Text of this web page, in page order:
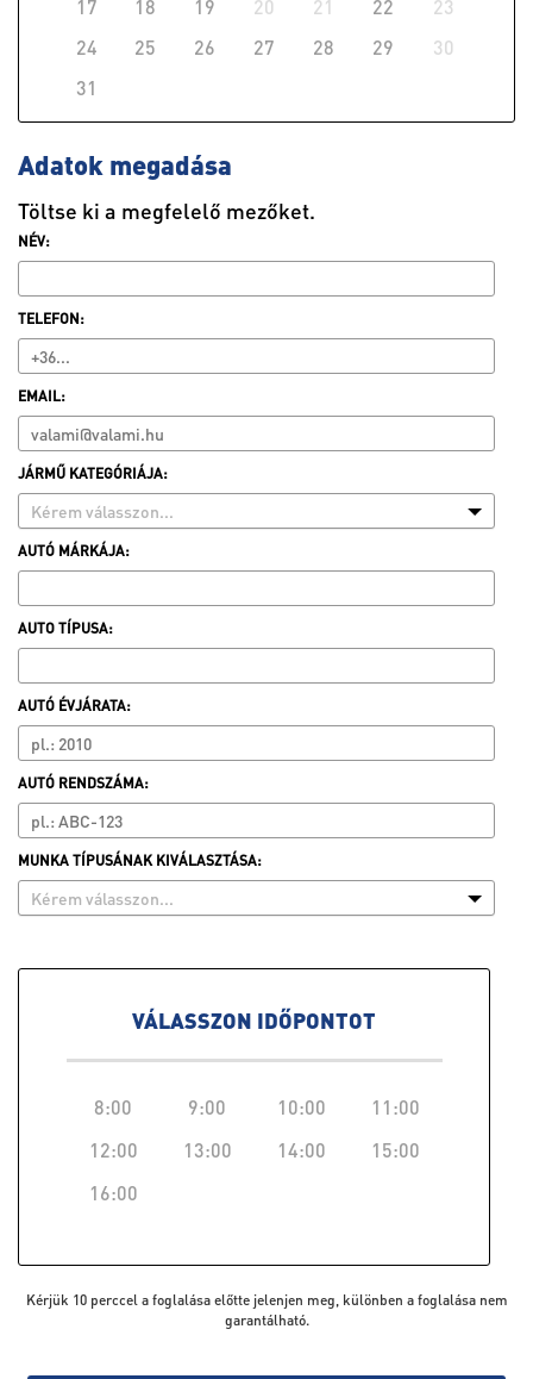
17 18 19 20 21 22
23
24
25 26 27 28 29
30
31
Adatok megadása
Töltse ki a megfelelő mezőket.
NÉV:
TELEFON:
EMAIL:
JÁRMŰ KATEGÓRIÁJA:
Kérem válasszon...
AUTÓ MÁRKÁJA:
AUTO TÍPUSA:
AUTÓ ÉVJÁRATA:
AUTÓ RENDSZÁMA:
MUNKA TÍPUSÁNAK KIVÁLASZTÁSA:
Kérem válasszon...
VÁLASSZON IDŐPONTOT
8:00 9:00 10:00
11:00
12:00
13:00 14:00
15:00
16:00
Kérjük 10 perccel a foglalása előtte jelenjen meg, különben a foglalása nem
garantálható.